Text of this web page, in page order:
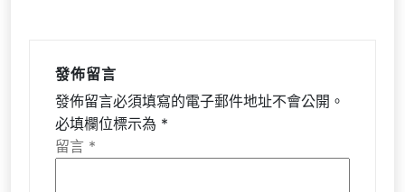
發佈留言
發佈留言必須填寫的電子郵件地址不會公開。
必填欄位標示為 *
留言 *